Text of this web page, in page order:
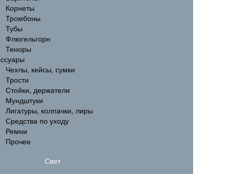
Корнеты
Тромбоны
Тубы
Флюгельгорн
Теноры
Чехлы, кейсы, сумки
Трости
Стойки, держатели
Мундштуки
Лигатуры, колпачки, лиры
Средства по уходу
Ремни
Прочее
Свет